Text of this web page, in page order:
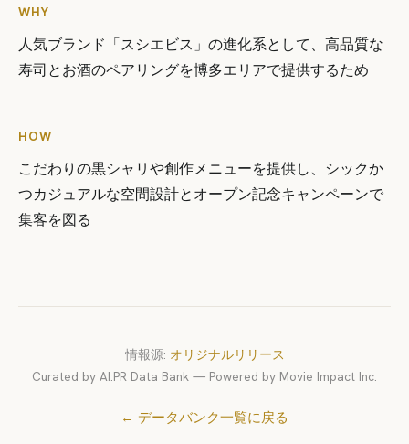
WHY
人気ブランド「スシエビス」の進化系として、高品質な
寿司とお酒のペアリングを博多エリアで提供するため
HOW
こだわりの黒シャリや創作メニューを提供し、シックか
つカジュアルな空間設計とオープン記念キャンペーンで
集客を図る
情報源: オリジナルリリース
Curated by AI:PR Data Bank — Powered by Movie Impact Inc.
← データバンク一覧に戻る